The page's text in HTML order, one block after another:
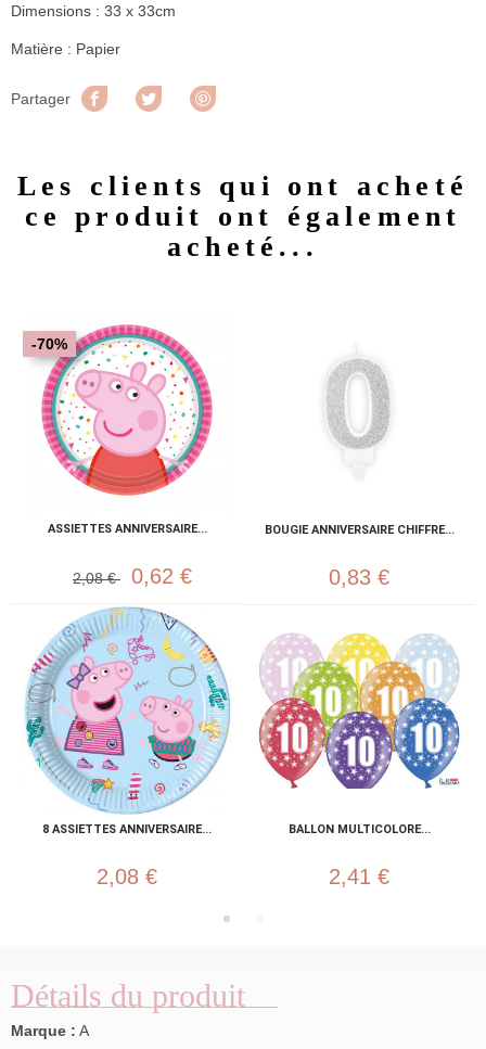
Dimensions : 33 x 33cm
Matière : Papier
Partager Partager Tweet
Les clients qui ont acheté
ce produit ont également
acheté...
ASSIETTES ANNIVERSAIRE...
-70%
2,08 € 0,62 €
BOUGIE ANNIVERSAIRE CHIFFRE...
0,83 €
8 ASSIETTES ANNIVERSAIRE...
2,08 €
BALLON MULTICOLORE...
2,41 €
Détails du produit
Marque : A